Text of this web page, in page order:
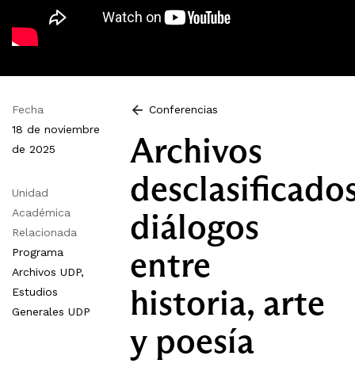
Fecha
18 de noviembre
de 2025
Unidad
Académica
Relacionada
Programa
Archivos UDP,
Estudios
Generales UDP
Conferencias
Archivos
diálogos
entre
historia, arte
y poesía